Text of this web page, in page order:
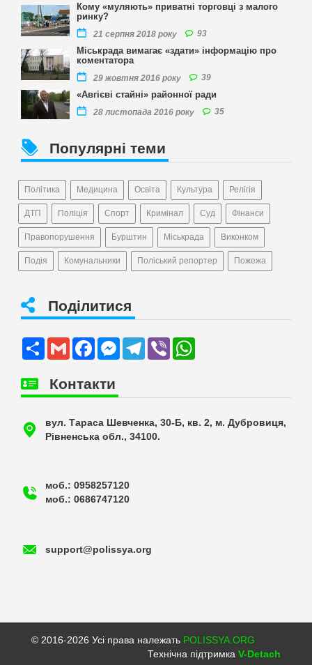
Кому «муляють» приватні торговці з малого
ринку?
21 серпня 2018 року 93
Міськрада вимагає «здати» інформацію про
коментатора
29 жовтня 2016 року 39
«Авгієві стайні» районної ради
28 листопада 2016 року 35
Популярні теми
Політика Медицина Освіта Культура Релігія
ДТП Поліція Спорт Кримінал Суд Фінанси
Правопорушення Бурштин Міськрада Виконком
Подія Комунальники Поліський репортер Пожежа
Поділитися
Share Gmail FacebookMessengerTelegram
Viber
Контакти
вул. Тараса Шевченка, 30-Б, кв. 2, м. Дубровиця,
Рівненська обл., 34100.
моб.: 0958257120
моб.: 0686747120
support@polissya.org
© 2016-2026 Усі права належать POLISSYA.ORG
Технічна підтримка V-Detach